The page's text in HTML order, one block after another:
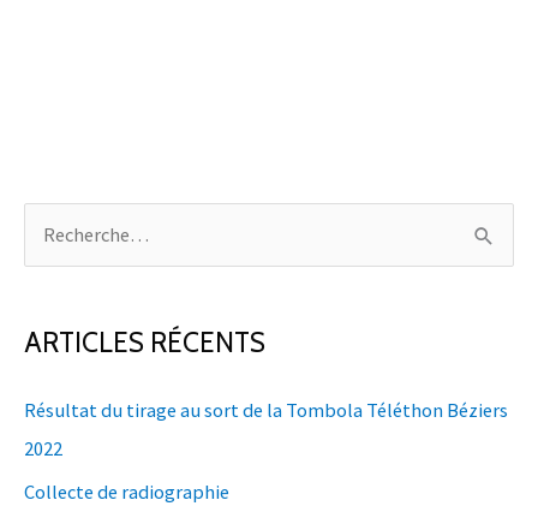
e
h
r
c
h
ARTICLES RÉCENTS
Résultat du tirage au sort de la Tombola Téléthon Béziers
2022
Collecte de radiographie